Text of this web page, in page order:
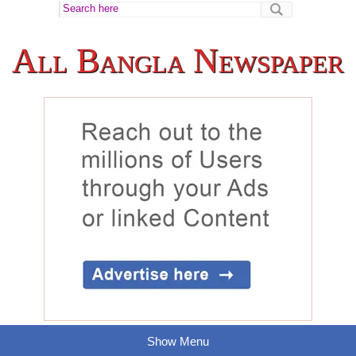
All Bangla Newspaper
Show Menu